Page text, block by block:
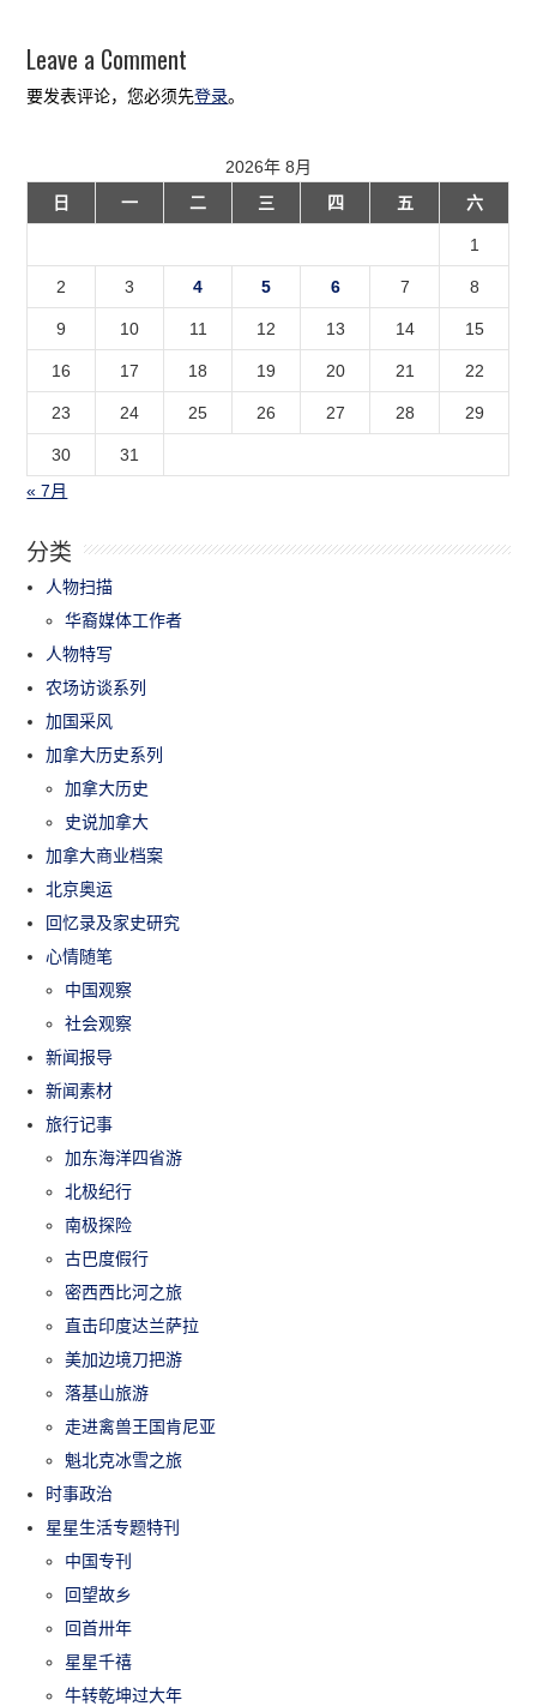
Leave a Comment
要发表评论，您必须先登录。
2026年 8月
日
一 二 三 四 五 六
1
2 3 4 5 6 7 8
9 10 11 12 13 14 15
16 17 18 19 20 21 22
23 24 25 26 27 28 29
30
31
« 7月
分类
人物扫描
华裔媒体工作者
人物特写
农场访谈系列
加国采风
加拿大历史系列
加拿大历史
史说加拿大
加拿大商业档案
北京奥运
回忆录及家史研究
心情随笔
中国观察
社会观察
新闻报导
新闻素材
旅行记事
加东海洋四省游
北极纪行
南极探险
古巴度假行
密西西比河之旅
直击印度达兰萨拉
美加边境刀把游
落基山旅游
走进禽兽王国肯尼亚
魁北克冰雪之旅
时事政治
星星生活专题特刊
中国专刊
回望故乡
回首卅年
星星千禧
牛转乾坤过大年